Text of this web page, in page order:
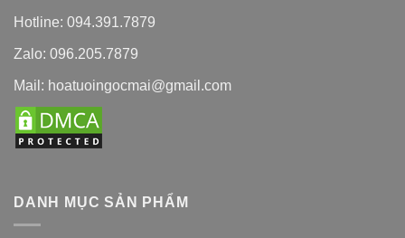
Hotline: 094.391.7879
Zalo: 096.205.7879
Mail: hoatuoingocmai@gmail.com
DANH MỤC SẢN PHẨM